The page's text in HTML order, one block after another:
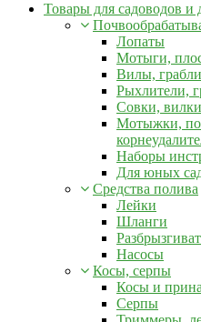
Товары для садоводов и
Лопаты
Мотыги,
Вилы, грабли
Рыхлители,
Совки,
Мотыжки,
Наборы
Для юных
Средства полива
Лейки
Шланги
Насосы
Косы, серпы
Косы и
Серпы